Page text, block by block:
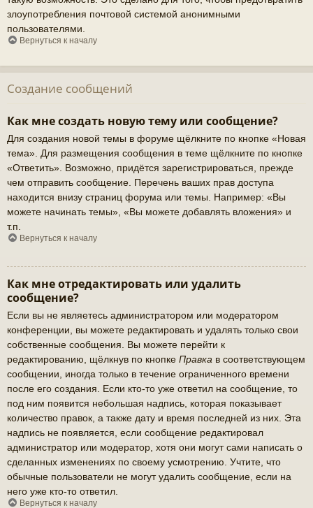
злоупотребления почтовой системой анонимными
пользователями.
Вернуться к началу
Создание сообщений
Как мне создать новую тему или сообщение?
Для создания новой темы в форуме щёлкните по кнопке «Новая
тема». Для размещения сообщения в теме щёлкните по кнопке
«Ответить». Возможно, придётся зарегистрироваться, прежде
чем отправить сообщение. Перечень ваших прав доступа
находится внизу страниц форума или темы. Например: «Вы
можете начинать темы», «Вы можете добавлять вложения» и
т.п.
Вернуться к началу
Как мне отредактировать или удалить
сообщение?
Если вы не являетесь администратором или модератором
конференции, вы можете редактировать и удалять только свои
собственные сообщения. Вы можете перейти к
редактированию, щёлкнув по кнопке Правка в соответствующем
сообщении, иногда только в течение ограниченного времени
после его создания. Если кто-то уже ответил на сообщение, то
под ним появится небольшая надпись, которая показывает
количество правок, а также дату и время последней из них. Эта
надпись не появляется, если сообщение редактировал
администратор или модератор, хотя они могут сами написать о
сделанных изменениях по своему усмотрению. Учтите, что
обычные пользователи не могут удалить сообщение, если на
него уже кто-то ответил.
Вернуться к началу